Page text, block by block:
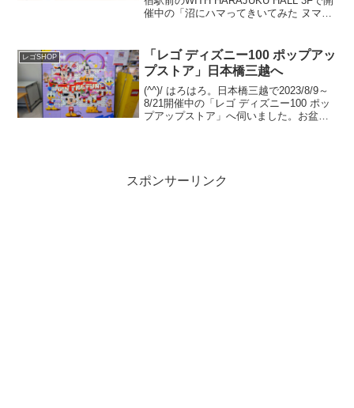
催中の「沼にハマってきいてみた ヌマー
レゴSHOP
「レゴ ディズニー100 ポップアッ
プストア」日本橋三越へ
(^^)/ はろはろ。日本橋三越で2023/8/9～
8/21開催中の「レゴ ディズニー100 ポッ
プアップストア」へ伺いました。お盆は
スポンサーリンク